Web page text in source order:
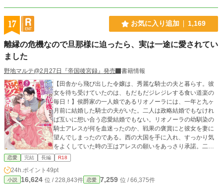
17 お気に入り追加 1,169
離縁の危機なので旦那様に迫ったら、実は一途に愛されてい
ました
野地マルテ@2月27日『帝国後宮録』発売
書籍情報
【田舎から飛び出した令嬢は、秀麗な騎士の夫と暮らす。彼
女を待ち受けていたのは、もだもだジレジレする食い道楽の
毎日！】侯爵家の一人娘であるリオノーラには、一年と九ヶ
月前に結婚した騎士の夫がいた。二人は政略結婚でもなけれ
ば互いに想い合う恋愛結婚でもない。リオノーラの幼馴染の
騎士アレスが何を血迷ったのか、戦果の褒賞にと彼女を妻に
望んでしまったのである。西の大国を手に入れ、すっかり気
をよくしていた時の王はアレスの願いをあっさり承諾。二人
は王命で結婚することに。しかし彼らの結婚はうまくいかな
かった。式を挙げた日から別居し、会うのはアレスの休日の
み。結婚から二年近く経ったが、二人の関係は何ら変わりが
なかった。リオノーラはアレスから差し入れされた甘味を食
恋愛 完結 長編 R18
24h.ポイント 49pt
小説 16,624 位 / 228,843件 恋愛 7,259 位 / 66,375件